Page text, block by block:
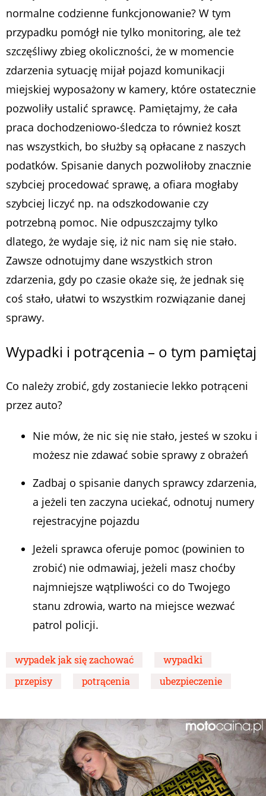
normalne codzienne funkcjonowanie? W tym
przypadku pomógł nie tylko monitoring, ale też
szczęśliwy zbieg okoliczności, że w momencie
zdarzenia sytuację mijał pojazd komunikacji
miejskiej wyposażony w kamery, które ostatecznie
pozwoliły ustalić sprawcę. Pamiętajmy, że cała
praca dochodzeniowo-śledcza to również koszt
nas wszystkich, bo służby są opłacane z naszych
podatków. Spisanie danych pozwoliłoby znacznie
szybciej procedować sprawę, a ofiara mogłaby
szybciej liczyć np. na odszkodowanie czy
potrzebną pomoc. Nie odpuszczajmy tylko
dlatego, że wydaje się, iż nic nam się nie stało.
Zawsze odnotujmy dane wszystkich stron
zdarzenia, gdy po czasie okaże się, że jednak się
coś stało, ułatwi to wszystkim rozwiązanie danej
sprawy.
Wypadki i potrącenia – o tym pamiętaj
Co należy zrobić, gdy zostaniecie lekko potrąceni
przez auto?
Nie mów, że nic się nie stało, jesteś w szoku i
możesz nie zdawać sobie sprawy z obrażeń
Zadbaj o spisanie danych sprawcy zdarzenia,
a jeżeli ten zaczyna uciekać, odnotuj numery
rejestracyjne pojazdu
Jeżeli sprawca oferuje pomoc (powinien to
zrobić) nie odmawiaj, jeżeli masz choćby
najmniejsze wątpliwości co do Twojego
stanu zdrowia, warto na miejsce wezwać
patrol policji.
wypadek jak się zachować
wypadki
przepisy
potrącenia ubezpieczenie